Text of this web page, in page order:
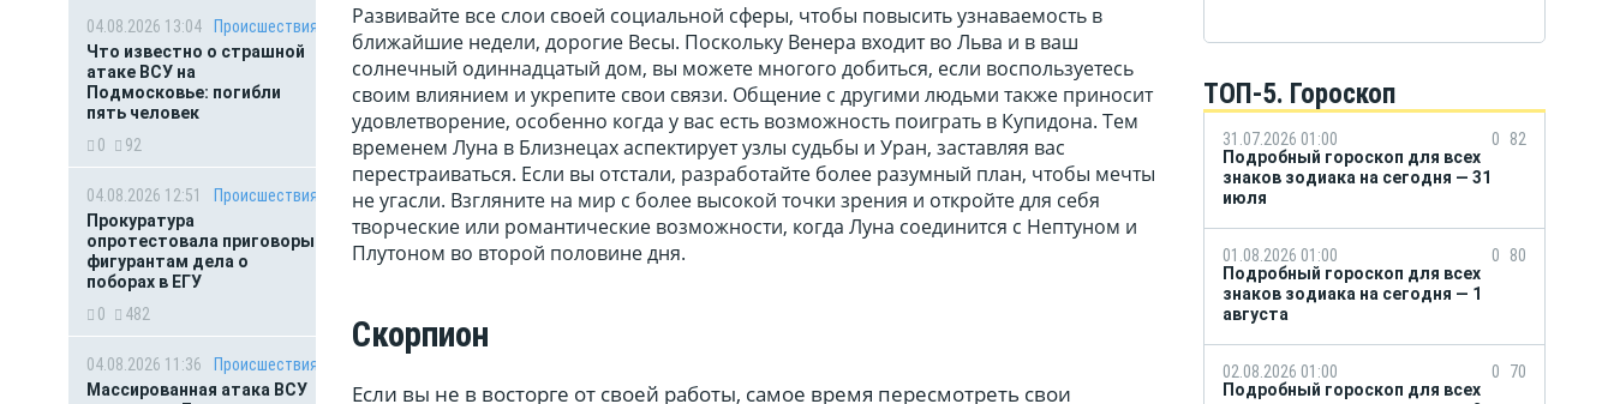
04.08.2026 13:04
Происшествия
Что известно о страшной
атаке ВСУ на
Подмосковье: погибли
пять человек
0
92
04.08.2026 12:51
Происшествия
Прокуратура
опротестовала приговоры
фигурантам дела о
поборах в ЕГУ
0
482
04.08.2026 11:36
Происшествия
Массированная атака ВСУ
Развивайте все слои своей социальной сферы, чтобы повысить узнаваемость в
ближайшие недели, дорогие Весы. Поскольку Венера входит во Льва и в ваш
солнечный одиннадцатый дом, вы можете многого добиться, если воспользуетесь
своим влиянием и укрепите свои связи. Общение с другими людьми также приносит
удовлетворение, особенно когда у вас есть возможность поиграть в Купидона. Тем
временем Луна в Близнецах аспектирует узлы судьбы и Уран, заставляя вас
перестраиваться. Если вы отстали, разработайте более разумный план, чтобы мечты
не угасли. Взгляните на мир с более высокой точки зрения и откройте для себя
творческие или романтические возможности, когда Луна соединится с Нептуном и
Плутоном во второй половине дня.
Скорпион
Если вы не в восторге от своей работы, самое время пересмотреть свои
ТОП-5. Гороскоп
31.07.2026 01:00 0
82
Подробный гороскоп для всех
знаков зодиака на сегодня — 31
июля
01.08.2026 01:00 0
80
Подробный гороскоп для всех
знаков зодиака на сегодня — 1
августа
02.08.2026 01:00 0
70
Подробный гороскоп для всех